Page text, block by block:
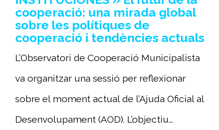
cooperació: una mirada global
sobre les polítiques de
cooperació i tendències actuals
L’Observatori de Cooperació Municipalista
va organitzar una sessió per reflexionar
sobre el moment actual de l’Ajuda Oficial al
Desenvolupament (AOD). L’objectiu...